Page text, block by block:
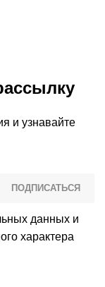
и узнавайте
данных и
характера